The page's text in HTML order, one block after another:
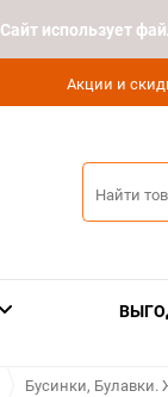
Cайт использует
Акции и
Бусинки, Булавки.